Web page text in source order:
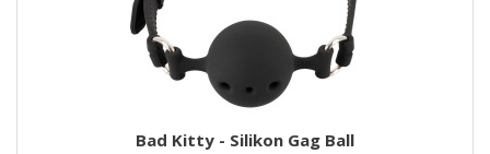
Bad Kitty - Silikon Gag Ball